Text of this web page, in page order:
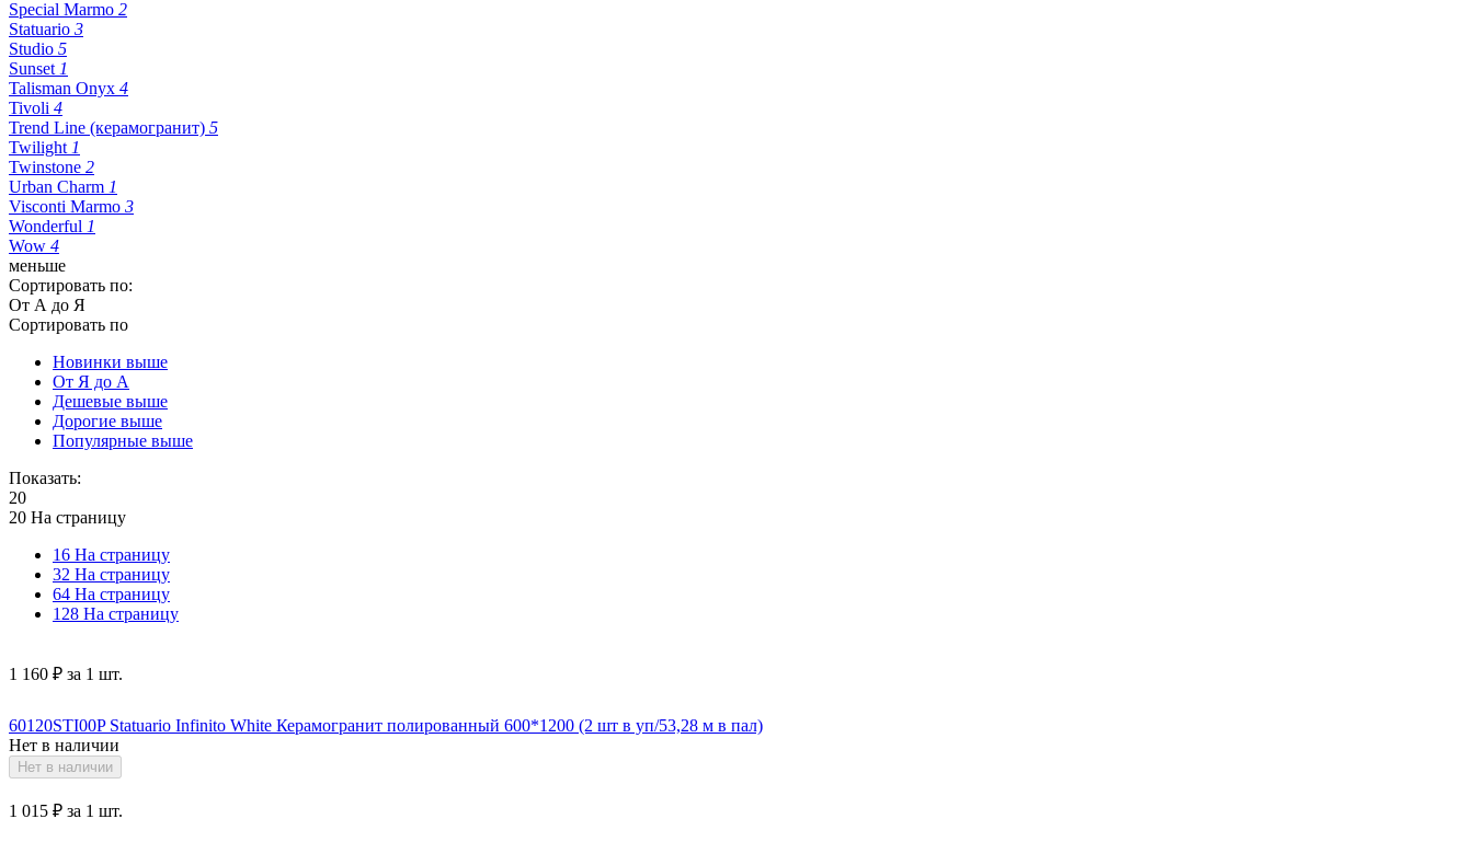
Special Marmo 2
Statuario 3
Studio 5
Sunset 1
Talisman Onyx 4
Tivoli 4
Trend Line (керамогранит) 5
Twilight 1
Twinstone 2
Urban Charm 1
Visconti Marmo 3
Wonderful 1
Wow 4
меньше
Сортировать по:
От А до Я
Сортировать по
Новинки выше
От Я до А
Дешевые выше
Дорогие выше
Популярные выше
Показать:
20
20 На страницу
16 На страницу
32 На страницу
64 На страницу
128 На страницу
1 160 ₽ за 1 шт.
60120STI00P Statuario Infinito White Керамогранит полированный 600*1200 (2 шт в уп/53,28 м в пал)
Нет в наличии
Нет в наличии
1 015 ₽ за 1 шт.